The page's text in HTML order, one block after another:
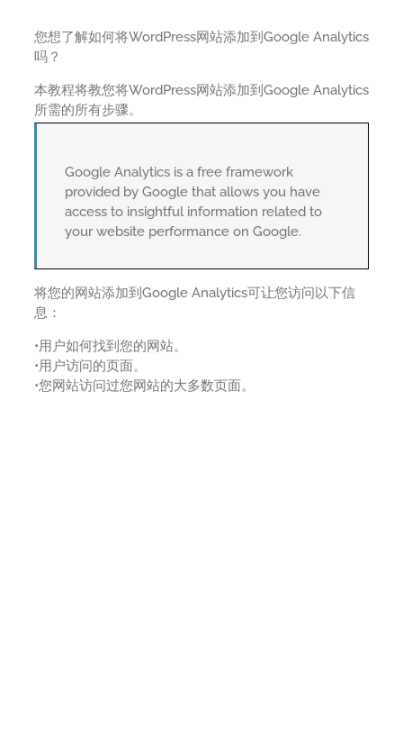
您想了解如何将WordPress网站添加到Google Analytics
吗？
本教程将教您将WordPress网站添加到Google Analytics
所需的所有步骤。
Google Analytics is a free framework
provided by Google that allows you have
access to insightful information related to
your website performance on Google.
将您的网站添加到Google Analytics可让您访问以下信
息：
•用户如何找到您的网站。
•用户访问的页面。
•您网站访问过您网站的大多数页面。